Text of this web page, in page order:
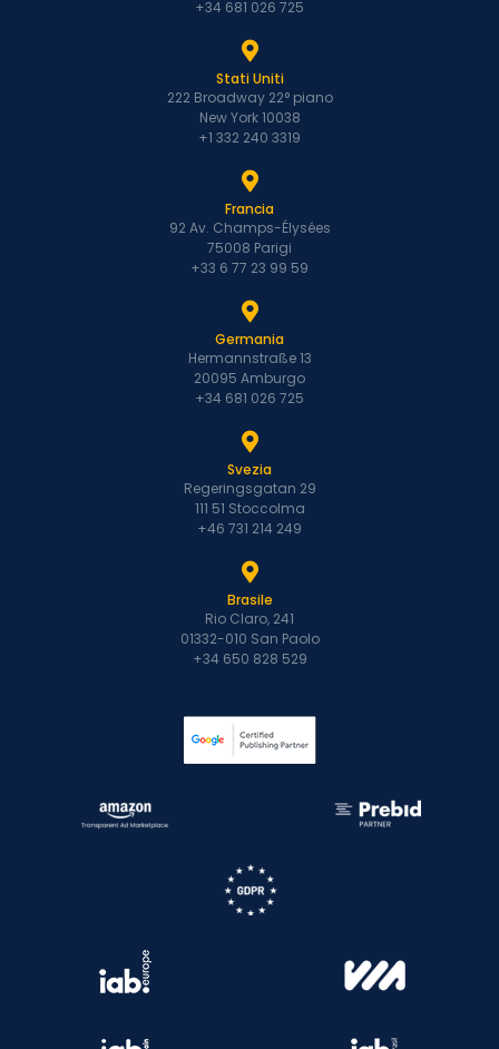
+34 681 026 725
Stati Uniti
222 Broadway 22° piano
New York 10038
+1 332 240 3319
Francia
92 Av. Champs-Élysées
75008 Parigi
+33 6 77 23 99 59
Germania
Hermannstraße 13
20095 Amburgo
+34 681 026 725
Svezia
Regeringsgatan 29
111 51 Stoccolma
+46 731 214 249
Brasile
Rio Claro, 241
01332-010 San Paolo
+34 650 828 529